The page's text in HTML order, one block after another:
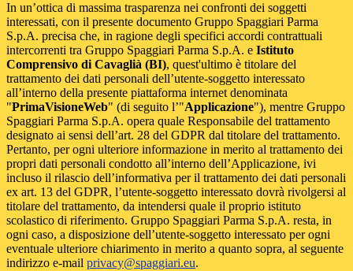
In un’ottica di massima trasparenza nei confronti dei soggetti
interessati, con il presente documento Gruppo Spaggiari Parma
S.p.A. precisa che, in ragione degli specifici accordi contrattuali
intercorrenti tra Gruppo Spaggiari Parma S.p.A. e Istituto
Comprensivo di Cavaglià (BI), quest'ultimo è titolare del
trattamento dei dati personali dell’utente-soggetto interessato
all’interno della presente piattaforma internet denominata
"PrimaVisioneWeb" (di seguito l’"Applicazione"), mentre Gruppo
Spaggiari Parma S.p.A. opera quale Responsabile del trattamento
designato ai sensi dell’art. 28 del GDPR dal titolare del trattamento.
Pertanto, per ogni ulteriore informazione in merito al trattamento dei
propri dati personali condotto all’interno dell’Applicazione, ivi
incluso il rilascio dell’informativa per il trattamento dei dati personali
ex art. 13 del GDPR, l’utente-soggetto interessato dovrà rivolgersi al
titolare del trattamento, da intendersi quale il proprio istituto
scolastico di riferimento. Gruppo Spaggiari Parma S.p.A. resta, in
ogni caso, a disposizione dell’utente-soggetto interessato per ogni
eventuale ulteriore chiarimento in merito a quanto sopra, al seguente
indirizzo e-mail privacy@spaggiari.eu.